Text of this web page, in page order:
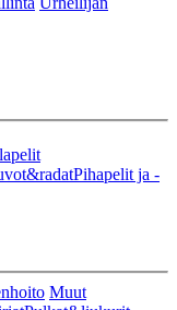
Pihapelit ja -
Muut